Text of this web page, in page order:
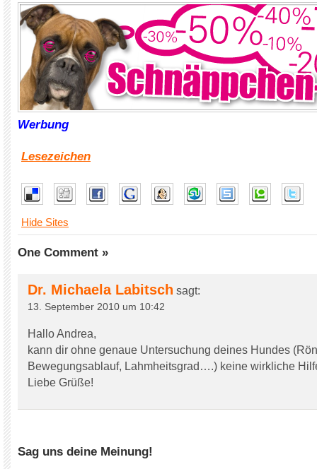
Werbung
Lesezeichen
Hide Sites
One Comment »
Dr. Michaela Labitsch sagt:
13. September 2010 um 10:42
Hallo Andrea,
kann dir ohne genaue Untersuchung deines Hundes
Bewegungsablauf, Lahmheitsgrad….) keine wirkliche
Liebe Grüße!
Sag uns deine Meinung!